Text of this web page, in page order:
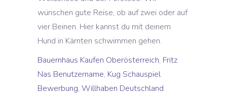
Bauernhaus Kaufen Oberösterreich, Fritz
Nas Benutzername, Kug Schauspiel
Bewerbung, Willhaben Deutschland